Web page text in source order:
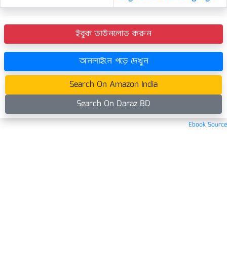
ইবুক ডাউনলোড করুন
অনলাইনে পড়ে দেখুন
Search On Amazon India
Search On Daraz BD
Ebook Source